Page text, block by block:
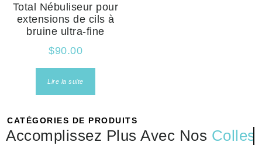
Total Nébuliseur pour
extensions de cils à
bruine ultra-fine
$90.00
Lire la suite
CATÉGORIES DE PRODUITS
Accomplissez Plus Avec Nos Colles
...
Pour simplifier votre expérience, nous avons organisé nos